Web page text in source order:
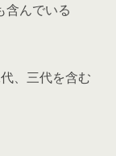
んでいる
、三代を含む